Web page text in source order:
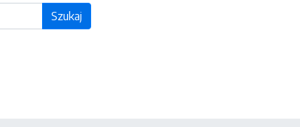
Szukaj